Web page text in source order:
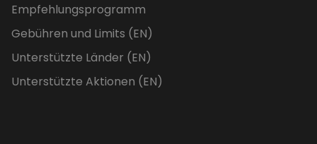
Empfehlungsprogramm
Gebühren und Limits (EN)
Unterstützte Länder (EN)
Unterstützte Aktionen (EN)